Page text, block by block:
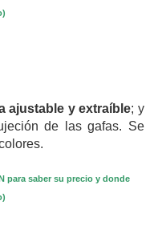
ajustable y extraíble; y
de las gafas. Se
para saber su precio y donde